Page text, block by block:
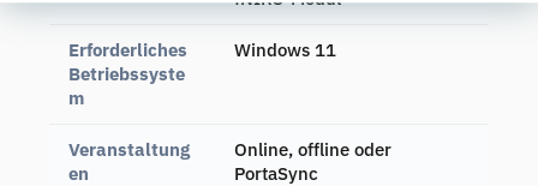
Erforderliches
Betriebssyste
m
Windows 11
Veranstaltung
en
Online, offline oder
PortaSync